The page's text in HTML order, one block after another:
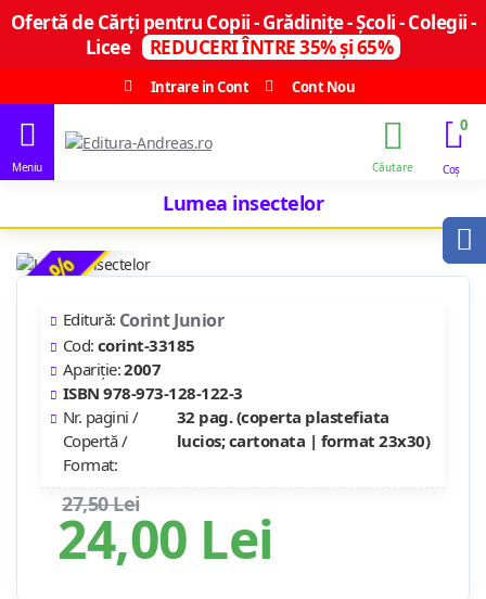
Ofertă de Cărți pentru Copii - Grădinițe - Școli - Colegii -
Licee
REDUCERI ÎNTRE 35% și 65%
Intrare in Cont
Cont Nou
0
Lumea insectelor
-13 %
24,00 Lei
27,50 Lei
Editură: Corint Junior
Cod: corint-33185
Apariție:2007
ISBN 978-973-128-122-3
Nr. pagini /
Copertă /
Format:
32 pag. (coperta plastefiata
lucios; cartonata | format 23x30)